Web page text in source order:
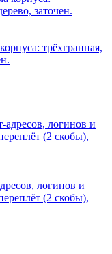
трёхгранная,
логинов и
(2 скобы),